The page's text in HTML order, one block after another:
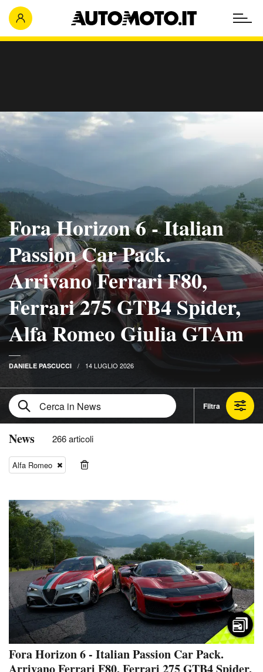
Fora Horizon 6 - Italian
Passion Car Pack.
Arrivano Ferrari F80,
Ferrari 275 GTB4 Spider,
Alfa Romeo Giulia GTAm
DANIELE PASCUCCI 14 LUGLIO 2026
Filtra
News 266 articoli
Alfa Romeo
Fora Horizon 6 - Italian Passion Car Pack.